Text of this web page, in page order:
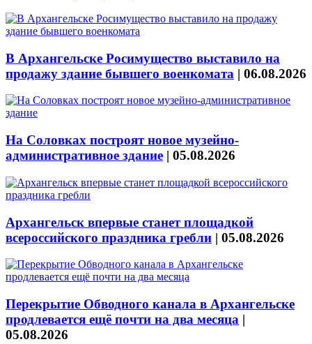
В Архангельске Росимущество выставило на
продажу здание бывшего военкомата | 06.08.2026
На Соловках построят новое музейно-
административное здание | 05.08.2026
Архангельск впервые станет площадкой
всероссийского праздника гребли | 05.08.2026
Перекрытие Обводного канала в Архангельске
продлевается ещё почти на два месяца |
05.08.2026